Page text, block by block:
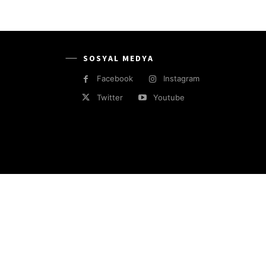
SOSYAL MEDYA
Facebook
Instagram
Twitter
Youtube